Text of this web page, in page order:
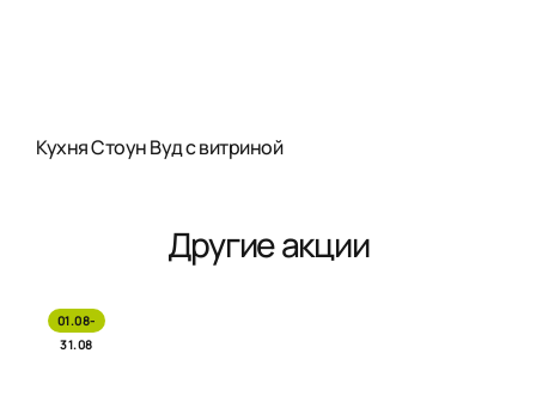
Кухня Стоун Вуд с витриной
Другие акции
01.08-
31.08